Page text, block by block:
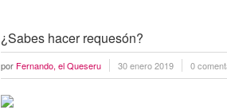
¿Sabes hacer requesón?
por Fernando, el Queseru 30 enero 2019 0